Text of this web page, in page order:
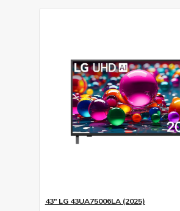
43" LG 43UA75006LA (2025)